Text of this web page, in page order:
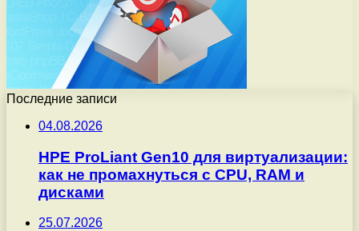
Последние записи
04.08.2026
HPE ProLiant Gen10 для виртуализации:
как не промахнуться с CPU, RAM и
дисками
25.07.2026